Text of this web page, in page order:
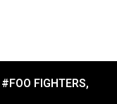
#FOO FIGHTERS,